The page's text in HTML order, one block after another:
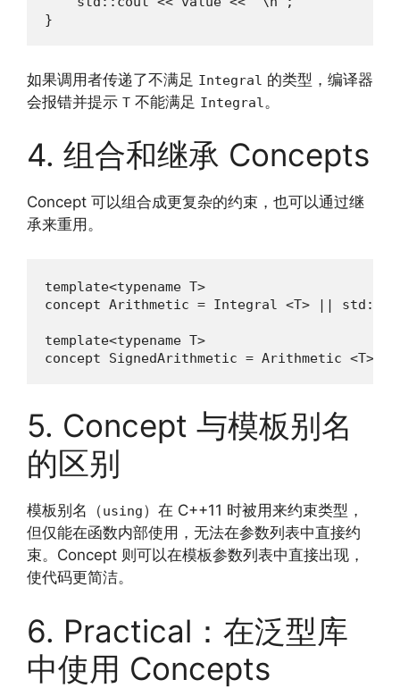
}
如果调用者传递了不满足 Integral 的类型，编译器
会报错并提示 T 不能满足 Integral 。
4. 组合和继承 Concepts
Concept 可以组合成更复杂的约束，也可以通过继
承来重用。
template<typename T>
concept Arithmetic = Integral <T> ||
template<typename T>
concept SignedArithmetic = Arithmetic <T>
5. Concept 与模板别名
的区别
模板别名（using）在 C++11 时被用来约束类型，
但仅能在函数内部使用，无法在参数列表中直接约
束。Concept 则可以在模板参数列表中直接出现，
使代码更简洁。
6. Practical：在泛型库
中使用 Concepts